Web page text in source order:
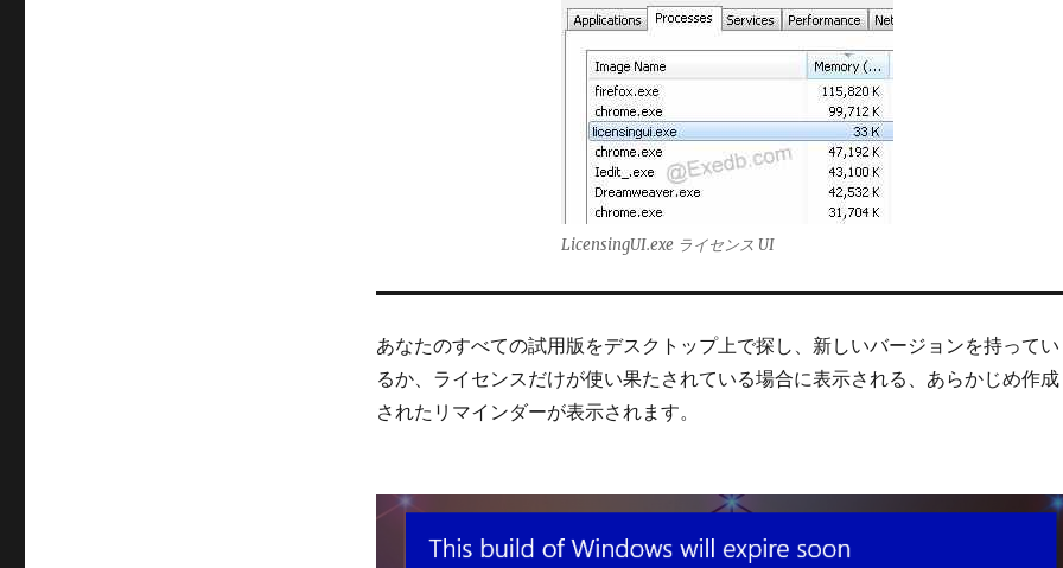
LicensingUI.exe ライセンス UI
あなたのすべての試用版をデスクトップ上で探し、新しいバージョンを持ってい
るか、ライセンスだけが使い果たされている場合に表示される、あらかじめ作成
されたリマインダーが表示されます。